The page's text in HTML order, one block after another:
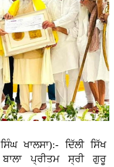
ਖਾਲਸਾ):- ਦਿੱਲੀ ਸਿੱਖ
ਪ੍ਰੀਤਮ ਸ੍ਰੀ ਗੁਰੂ